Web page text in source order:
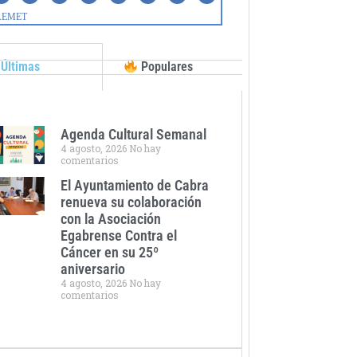
Populares
Agenda Cultural Semanal
4 agosto, 2026 No hay
comentarios
El Ayuntamiento de Cabra
renueva su colaboración
con la Asociación
Egabrense Contra el
Cáncer en su 25º
aniversario
4 agosto, 2026 No hay
comentarios